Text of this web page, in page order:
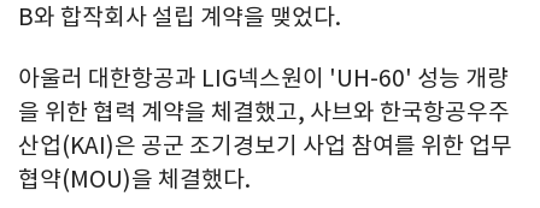
B와 합작회사 설립 계약을 맺었다.
아울러 대한항공과 LIG넥스원이 'UH-60' 성능 개량
을 위한 협력 계약을 체결했고, 사브와 한국항공우주
산업(KAI)은 공군 조기경보기 사업 참여를 위한 업무
협약(MOU)을 체결했다.